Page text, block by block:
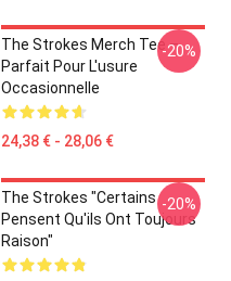
The Strokes Merch Tee –
Parfait Pour L'usure
Occasionnelle
24,38 € - 28,06 €
-20%
The Strokes "Certains
Pensent Qu'ils Ont Toujours
Raison"
-20%